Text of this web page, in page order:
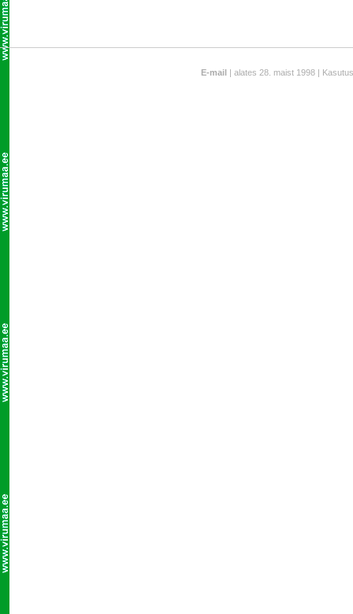
E-mail | alates 28. maist 1998 |